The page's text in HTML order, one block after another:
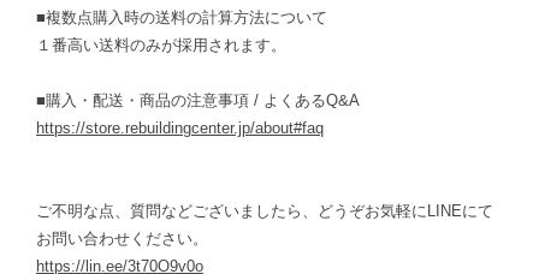
■複数点購入時の送料の計算方法について
１番高い送料のみが採用されます。
■購入・配送・商品の注意事項 / よくあるQ&A
https://store.rebuildingcenter.jp/about#faq
ご不明な点、質問などございましたら、どうぞお気軽にLINEにて
お問い合わせください。
https://lin.ee/3t70O9v0o